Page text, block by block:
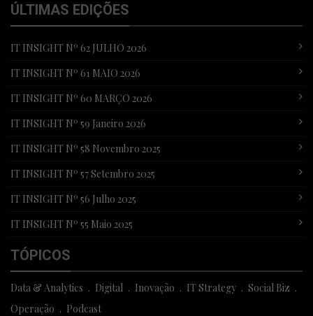
ÚLTIMAS EDIÇÕES
IT INSIGHT Nº 62 JULHO 2026
IT INSIGHT Nº 61 MAIO 2026
IT INSIGHT Nº 60 MARÇO 2026
IT INSIGHT Nº 59 Janeiro 2026
IT INSIGHT Nº 58 Novembro 2025
IT INSIGHT Nº 57 Setembro 2025
IT INSIGHT Nº 56 Julho 2025
IT INSIGHT Nº 55 Maio 2025
TÓPICOS
Data & Analytics Digital Inovação IT Strategy
Social Biz
Operação
Podcast